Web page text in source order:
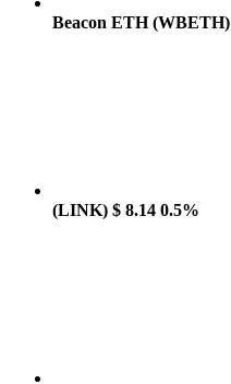
Beacon ETH(WBETH)
(LINK) $ 8.14 0.5%